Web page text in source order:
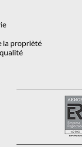
la proprièté